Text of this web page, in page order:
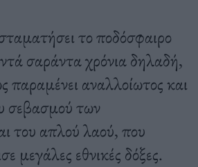
το ποδόσφαιρο
σαράντα χρόνια δηλαδή,
παραµένει αναλλοίωτος και
σεβασµού των
του απλού λαού, που
µεγάλες εθνικές δόξες.